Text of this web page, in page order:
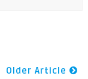
Older Article